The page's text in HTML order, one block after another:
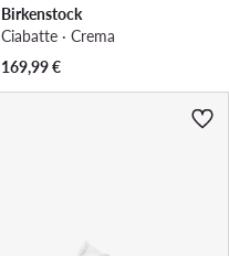
Birkenstock
Ciabatte · Crema
169,99€